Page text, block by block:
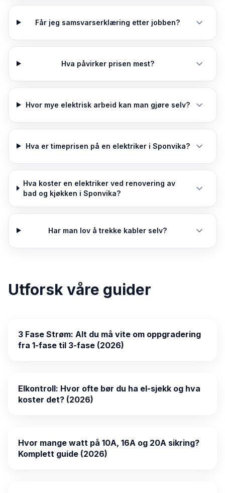
Får jeg samsvarserklæring etter jobben?
Hva påvirker prisen mest?
Hvor mye elektrisk arbeid kan man gjøre selv?
Hva er timeprisen på en elektriker i Sponvika?
Hva koster en elektriker ved renovering av
bad og kjøkken i Sponvika?
Har man lov å trekke kabler selv?
Utforsk våre guider
3 Fase Strøm: Alt du må vite om oppgradering
fra 1-fase til 3-fase (2026)
Elkontroll: Hvor ofte bør du ha el-sjekk og hva
koster det? (2026)
Hvor mange watt på 10A, 16A og 20A sikring?
Komplett guide (2026)